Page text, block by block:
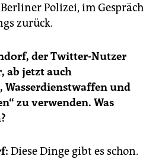
Polizei, im Gespräch
zurück.
der Twitter-Nutzer
ab jetzt auch
Wasserdienstwaffen und
zu verwenden. Was
Diese Dinge gibt es schon.